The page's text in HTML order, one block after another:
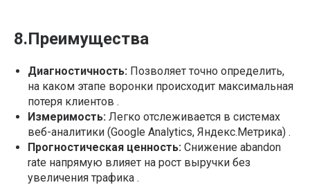
8.Преимущества
Диагностичность: Позволяет точно определить,
на каком этапе воронки происходит максимальная
потеря клиентов .
Измеримость: Легко отслеживается в системах
веб-аналитики (Google Analytics, Яндекс.Метрика) .
Прогностическая ценность: Снижение abandon
rate напрямую влияет на рост выручки без
увеличения трафика .